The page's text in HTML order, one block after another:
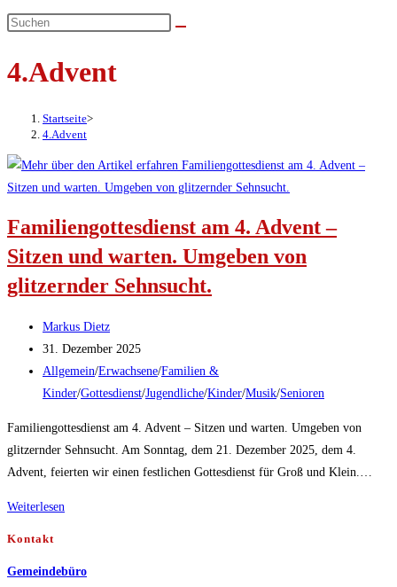
umschalten
4.Advent
Startseite>
4.Advent
Familiengottesdienst am 4. Advent –
Sitzen und warten. Umgeben von
glitzernder Sehnsucht.
Beitrags-
Autor:
Markus Dietz
Beitrag
veröffentlicht:
31. Dezember 2025
Beitrags-
Kategorie:
Allgemein/Erwachsene/Familien &
Kinder/Gottesdienst/Jugendliche/Kinder/Musik/Senioren
Familiengottesdienst am 4. Advent – Sitzen und warten. Umgeben von
glitzernder Sehnsucht. Am Sonntag, dem 21. Dezember 2025, dem 4.
Advent, feierten wir einen festlichen Gottesdienst für Groß und Klein.…
Weiterlesen
Advent
Kontakt
Gemeindebüro